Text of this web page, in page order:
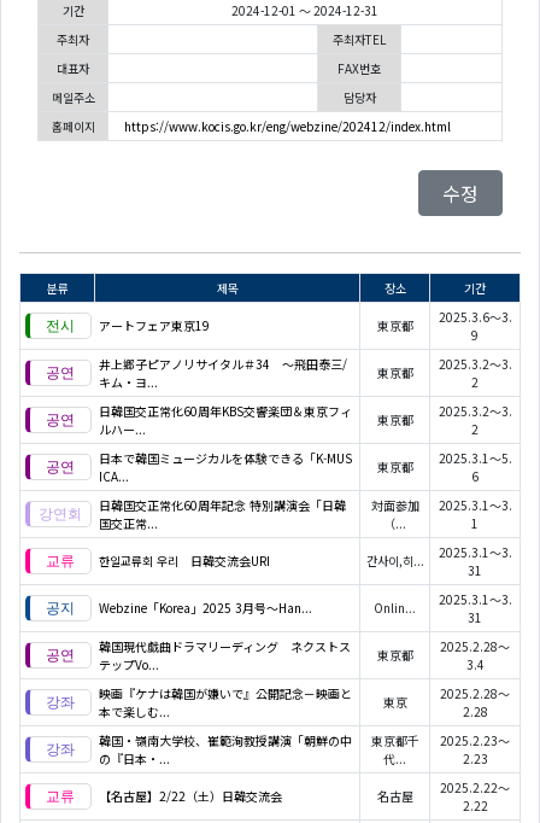
기간
2024-12-01 ～ 2024-12-31
주최자
주최자TEL
대표자
FAX번호
메일주소
담당자
홈페이지
https://www.kocis.go.kr/eng/webzine/202412/index.html
수정
분류 제목 장소 기간
アートフェア東京19 東京都
2025.3.6～3.
9
井上郷子ピアノリサイタル＃34 ～飛田泰三/
キム・ヨ...
東京都
2025.3.2～3.
2
日韓国交正常化60周年KBS交響楽団＆東京フィ
ルハー...
東京都
2025.3.2～3.
2
日本で韓国ミュージカルを体験できる「K-MUS
ICA...
東京都
2025.3.1～5.
6
日韓国交正常化60周年記念 特別講演会「日韓
国交正常...
対面参加
（...
2025.3.1～3.
1
한일교류회 우리 日韓交流会URI 간사이,히...
2025.3.1～3.
31
Webzine「Korea」2025 3月号～Han... Onlin...
2025.3.1～3.
31
韓国現代戯曲ドラマリーディング ネクストス
テップVo...
東京都
2025.2.28～
3.4
映画『ケナは韓国が嫌いで』公開記念－映画と
本で楽しむ...
東京
2025.2.28～
2.28
韓国・嶺南大学校、崔範洵教授講演「朝鮮の中
の『日本・...
東京都千
代...
2025.2.23～
2.23
【名古屋】2/22（土）日韓交流会 名古屋
2025.2.22～
2.22